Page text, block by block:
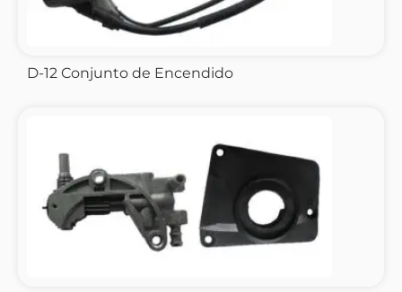
D-12 Conjunto de Encendido